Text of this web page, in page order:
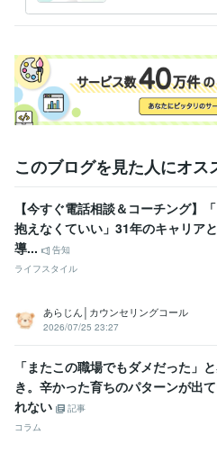
ビジネス・クリエイティブツール
PowerPoint:20年Word:20年一太郎:7
勘定奉行:2年
弥生会計:2年Google
SATORI:2年Wrike:3年ChatGPT:2年
Jw_cad:3年
学習指導・資格・キャリア相談
職
オンラインレッスン・習い事 転職
グで目標管理！
学歴
決
このブログを見た人にオス
【今すぐ電話相談＆コーチング】
抱えなくていい」31年のキャリア
導...
告知
ライフスタイル
あらじん│カウンセリングコール
2026/07/25 23:27
「またこの職場でもダメだった」
き。辛かった育ちのパターンが出
れない
記事
コラム